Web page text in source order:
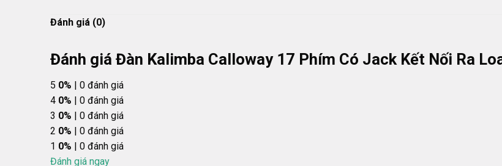
Đánh giá (0)
Đánh giá Đàn Kalimba Calloway 17 Phím Có Jack Kết Nối Ra
5 0% | 0 đánh giá
4 0% | 0 đánh giá
3 0% | 0 đánh giá
2 0% | 0 đánh giá
1 0% | 0 đánh giá
Đánh giá ngay